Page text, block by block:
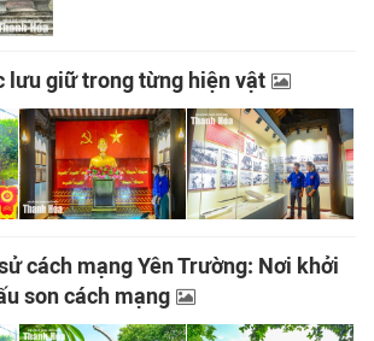
lưu giữ trong từng hiện vật
cách mạng Yên Trường: Nơi khởi
son cách mạng